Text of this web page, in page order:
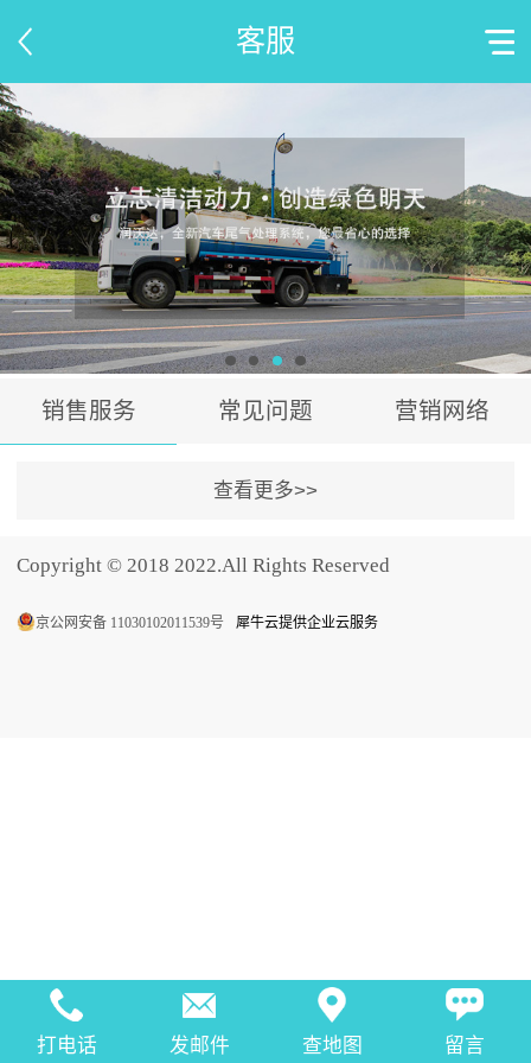
客服
销售服务 常见问题 营销网络
Copyright © 2018 2022.All Rights Reserved
京公网安备 11030102011539号 犀牛云提供企业云服务
打电话 发邮件 查地图 留言